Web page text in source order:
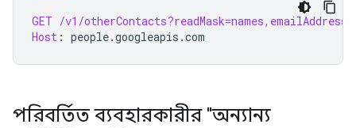
GET /v1/
Host : people.googleapis.com
পরিবর্তিত ব্যবহারকারীর "অন্যান্য